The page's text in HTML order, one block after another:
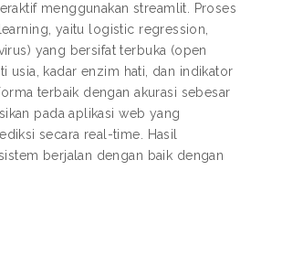
menggunakan streamlit. Proses
yaitu logistic regression,
yang bersifat terbuka (open
usia, kadar enzim hati, dan indikator
terbaik dengan akurasi sebesar
pada aplikasi web yang
secara real-time. Hasil
berjalan dengan baik dengan